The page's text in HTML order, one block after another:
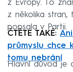
z Evropy. To
z několika stran,
popsala v Partii.
ČTĚTE TAKÉ:
průmyslu chce
tomu nebrání
Hlavní důvod je